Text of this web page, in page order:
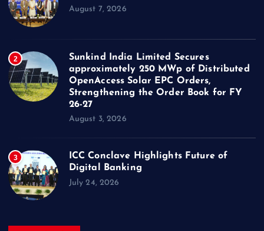
August 7, 2026
2
Sunkind India Limited Secures
approximately 250 MWp of Distributed
OpenAccess Solar EPC Orders,
Strengthening the Order Book for FY
26-27
August 3, 2026
3
ICC Conclave Highlights Future of
Digital Banking
July 24, 2026